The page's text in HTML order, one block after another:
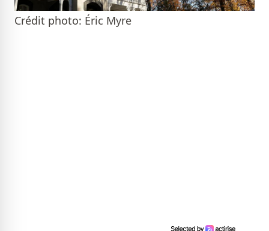
Crédit photo: Éric Myre